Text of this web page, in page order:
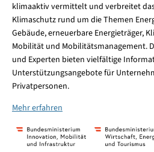
klimaaktiv vermittelt und verbreitet das
Klimaschutz rund um die Themen
Gebäude, erneuerbare Energieträger,
Mobilität und Mobilitätsmanagement.
und Experten bieten vielfältige
Unterstützungsangebote für
Privatpersonen.
Mehr erfahren